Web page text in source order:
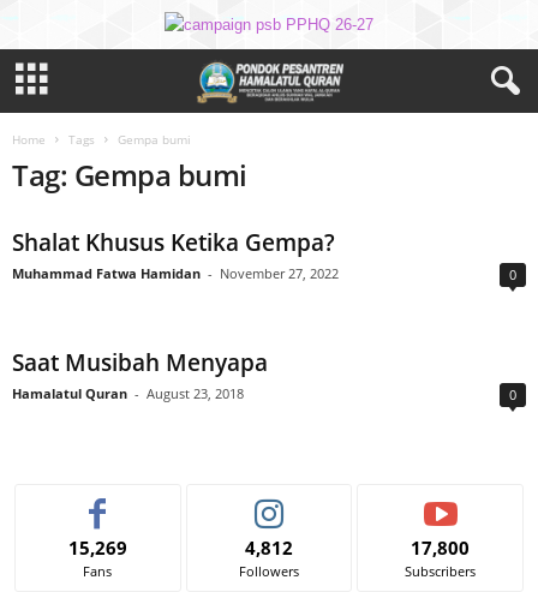
Home Tags Gempa bumi
Tag: Gempa bumi
Shalat Khusus Ketika Gempa?
Muhammad Fatwa Hamidan - November 27, 2022 0
Saat Musibah Menyapa
Hamalatul Quran - August 23, 2018 0
15,269
Fans
4,812
Followers
17,800
Subscribers